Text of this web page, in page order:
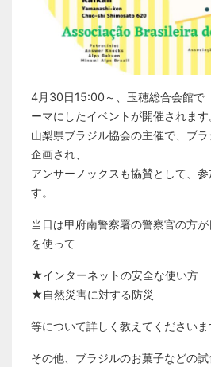
4月30日15:00～、玉穂総合会館で
ーマにしたイベントが開催されます
山梨県ブラジル協会の主催で、ブ
企画され、
アンサーノックスも協賛として、
す。
当日は甲府南警察署の警察官の方
を使って
★インターネットの安全な使い方
★自然災害に対する防災
等について詳しく教えてくださいま
その他、ブラジルのお菓子などの